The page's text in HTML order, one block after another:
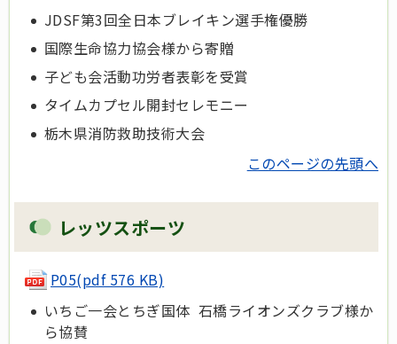
JDSF第3回全日本ブレイキン選手権優勝
国際生命協力協会様から寄贈
子ども会活動功労者表彰を受賞
タイムカプセル開封セレモニー
栃木県消防救助技術大会
このページの先頭へ
レッツスポーツ
P05(pdf 576 KB)
いちご一会とちぎ国体 石橋ライオンズクラブ様か
ら協賛